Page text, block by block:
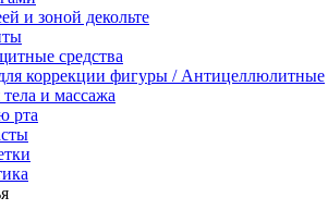
и зоной декольте
средства
коррекции фигуры / Антицеллюлитные
и массажа
рта